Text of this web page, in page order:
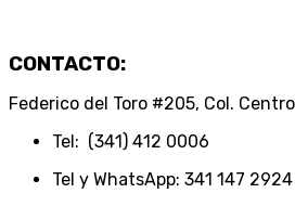
CONTACTO:
Federico del Toro #205, Col.
Tel: (341) 412 0006
Tel y WhatsApp: 341 147 2924